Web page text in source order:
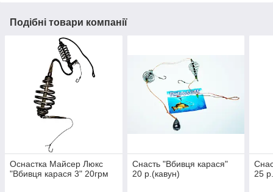
Подібні товари компанії
Оснастка Майсер Люкс
"Вбивця карася 3" 20грм
Снасть "Вбивця карася"
20 р.(кавун)
25